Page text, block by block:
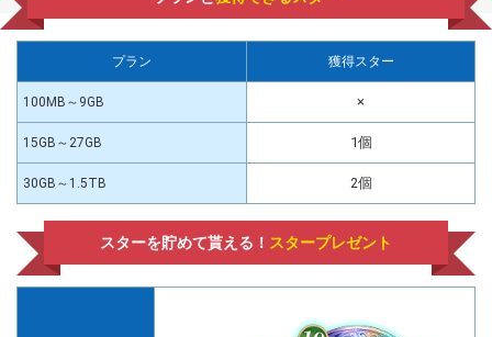
プラン 獲得スター
100MB～9GB ×
15GB～27GB 1個
30GB～1.5TB 2個
スターを貯めて貰える！ スタープレゼント